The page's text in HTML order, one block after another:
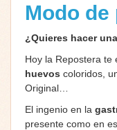
Modo
¿Quieres hacer una
Hoy la Repostera
huevos coloridos,
Original…
El ingenio en la
presente como en